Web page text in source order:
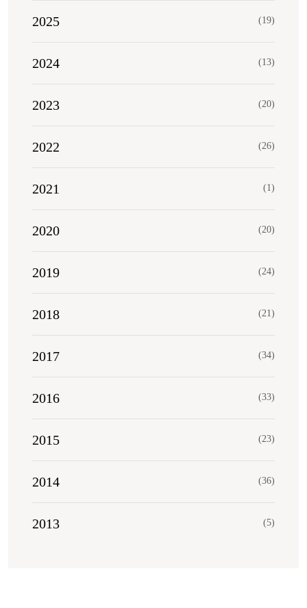
2025 (19)
2024 (13)
2023 (20)
2022 (26)
2021 (1)
2020 (20)
2019 (24)
2018 (21)
2017 (34)
2016 (33)
2015 (23)
2014 (36)
2013 (5)